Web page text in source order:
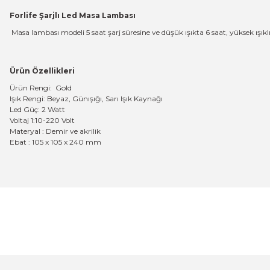
Forlife Şarjlı Led Masa Lambası
Masa lambası modeli 5 saat şarj süresine ve düşük ışıkta 6 saat, yüksek
Ürün Özellikleri
Ürün Rengi: Gold
Işık Rengi: Beyaz, Günışığı, Sarı Işık Kaynağı
Led Güç: 2 Watt
Voltaj 1:10-220 Volt
Materyal : Demir ve akrilik
Ebat : 105 x 105 x 240 mm